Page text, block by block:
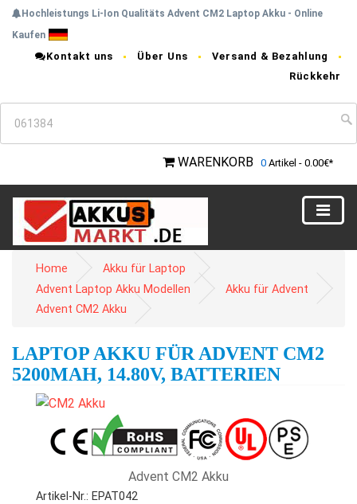
Hochleistungs Li-Ion Qualitäts Advent CM2 Laptop Akku - Online
Kaufen
Kontakt uns Über Uns
Versand & Bezahlung
Rückkehr
WARENKORB 0 Artikel - 0.00€*
Home
Akku für Laptop
Advent Laptop Akku Modellen
Akku für Advent
Advent CM2 Akku
LAPTOP AKKU FÜR ADVENT CM2
5200MAH, 14.80V, BATTERIEN
Advent CM2 Akku
Artikel-Nr.: EPAT042